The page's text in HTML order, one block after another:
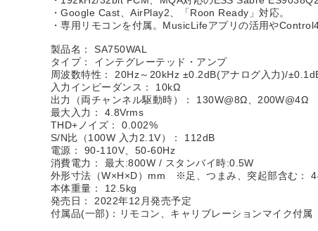
・Google Cast、AirPlay2、「Roon Ready」対応。
・専用リモコンを付属。MusicLifeアプリの活用や
製品名： SA750WAL
タイプ： インテグレーテッド・アンプ
周波数特性： 20Hz～20kHz ±0.2dB(アナログ入力)/
入力インピーダンス： 10kΩ
出力（両チャンネル駆動時）： 130W@8Ω、200W@4Ω
最大入力： 4.8Vrms
THD+ノイズ： 0.002%
S/N比（100W 入力2.1V）： 112dB
電源： 90-110V、50-60Hz
消費電力： 最大:800W / スタンバイ時:0.5W
外形寸法（W×H×D）mm ※足、つまみ、突起部含む：
本体重量： 12.5kg
発売日： 2022年12月発売予定
付属品(一部)：リモコン、キャリブレーションマイク付属